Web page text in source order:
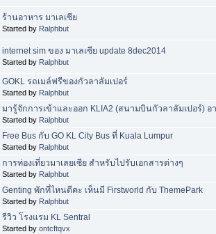
ร้านอาหาร มาเลเซีย
Started by Ralphbut
internet sim ของ มาเลเซีย update 8dec2014
Started by Ralphbut
GOKL รถเมล์ฟรีของกัวลาลัมเปอร์
Started by Ralphbut
มารู้จักการเข้าและออก KLIA2 (สนามบินกัวลาลัมเปอร์) อ
Started by Ralphbut
Free Bus กับ GO KL City Bus ที่ Kuala Lumpur
Started by Ralphbut
การท่องเที่ยวมาเลยเซีย สำหรับไปรับเอกสารต่างๆ
Started by Ralphbut
Genting พักที่ไหนดีคะ เห็นมี Firstworld กับ ThemePark
Started by Ralphbut
รีวิว โรงแรม KL Sentral
Started by ontcftqvx